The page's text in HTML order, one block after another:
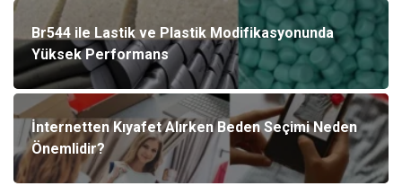
Br544 ile Lastik ve Plastik Modifikasyonunda
Yüksek Performans
İnternetten Kıyafet Alırken Beden Seçimi Neden
Önemlidir?